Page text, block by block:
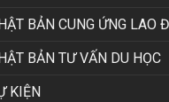
BẢN CUNG ỨNG LAO
BẢN TƯ VẤN DU HỌC
KIỆN